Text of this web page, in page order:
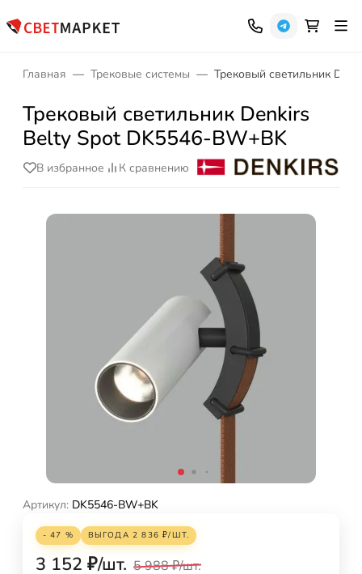
Главная Трековые системы Трековый светильник
Трековый светильник Denkirs
Belty Spot DK5546-BW+BK
В избранное К сравнению
Артикул: DK5546-BW+BK
- 47 % ВЫГОДА 2 836 ₽/ШТ.
3 152 ₽/шт. 5 988₽/шт.